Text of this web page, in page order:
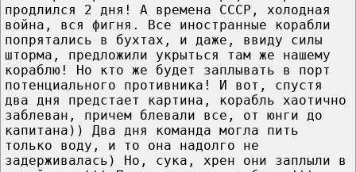
продлился 2 дня! А времена СССР, холодная
война, вся фигня. Все иностранные корабли
попрятались в бухтах, и даже, ввиду силы
шторма, предложили укрыться там же нашему
кораблю! Но кто же будет заплывать в порт
потенциального противника! И вот, спустя
два дня предстает картина, корабль хаотично
заблеван, причем блевали все, от юнги до
капитана)) Два дня команда могла пить
только воду, и то она надолго не
задерживалась) Но, сука, хрен они заплыли в